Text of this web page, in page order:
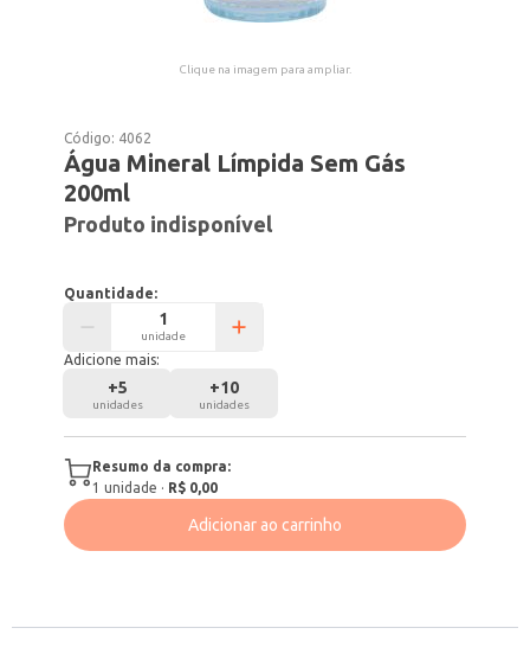
Clique na imagem para ampliar.
Código: 4062
Água Mineral Límpida Sem Gás
200ml
Produto indisponível
Quantidade:
unidade
Adicione mais:
+5
unidades
+10
unidades
Resumo da compra:
1 unidade · R$ 0,00
Adicionar ao carrinho